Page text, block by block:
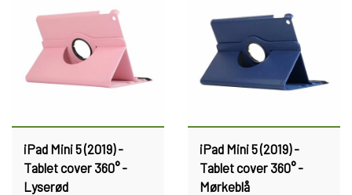
iPad Mini 5 (2019) -
Tablet cover 360° -
Lyserød
iPad Mini 5 (2019) -
Tablet cover 360° -
Mørkeblå